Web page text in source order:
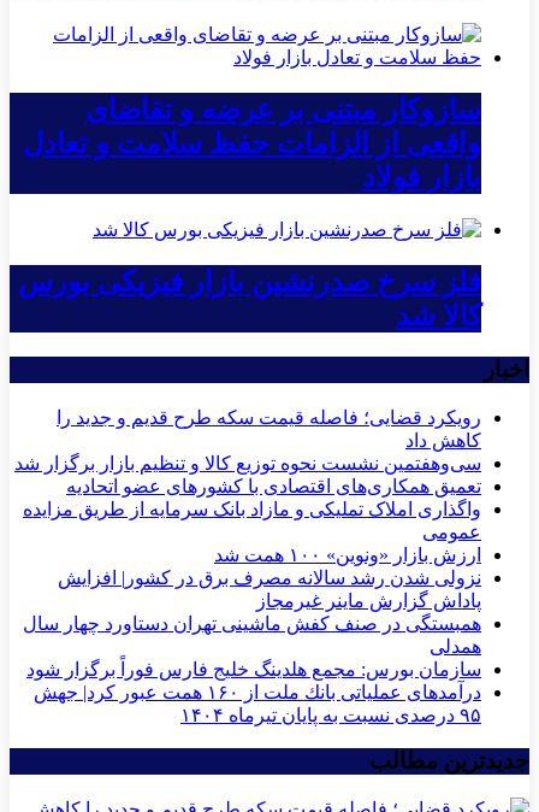
سازوکار مبتنی بر عرضه و تقاضای
واقعی از الزامات حفظ سلامت و تعادل
بازار فولاد
فلز سرخ صدرنشین بازار فیزیکی بورس
کالا شد
اخبار
رویکرد قضایی؛ فاصله قیمت سکه طرح قدیم و جدید را
کاهش داد
سی‌و‌هفتمین نشست نحوه توزیع کالا و تنظیم بازار برگزار شد
تعمیق همکاری‌های اقتصادی با کشورهای عضو اتحادیه
واگذاری املاک تملیکی و مازاد بانک سرمایه از طریق مزایده
عمومی
ارزش بازار «ونوین» ۱۰۰ همت شد
نزولی شدن رشد سالانه مصرف برق در کشور| افزایش
پاداش گزارش ماینر غیرمجاز
همبستگی در صنف کفش ماشینی تهران دستاورد چهار سال
همدلی
سازمان بورس: مجمع هلدینگ خلیج فارس فوراً برگزار شود
درآمدهای عملیاتی بانك ملت از ۱۶۰ همت عبور كرد| جهش
۹۵ درصدی نسبت به پایان تیرماه ۱۴۰۴
جدیدترین مطالب